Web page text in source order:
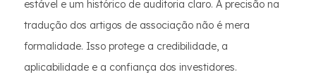
estável e um histórico de auditoria claro. A precisão na
tradução dos artigos de associação não é mera
formalidade. Isso protege a credibilidade, a
aplicabilidade e a confiança dos investidores.